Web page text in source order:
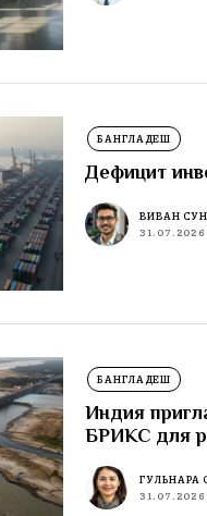
БАНГЛАДЕШ
Дефицит
ВИВАН
31.07.2026
БАНГЛАДЕШ
Индия
БРИКС для
ГУЛЬНАРА
31.07.2026